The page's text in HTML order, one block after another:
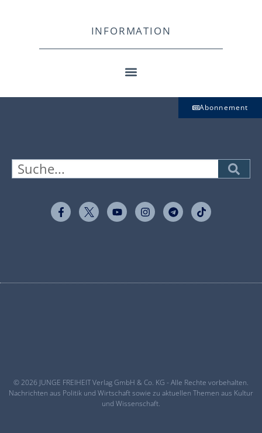
INFORMATION
Abonnement
© 2026 JUNGE FREIHEIT Verlag GmbH & Co. KG - Alle Rechte vorbehalten.
Nachrichten aus Politik und Wirtschaft sowie zu aktuellen Themen aus Kultur
und Wissenschaft.